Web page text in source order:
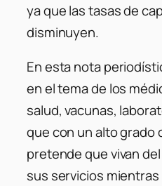
ya que las tasas de
disminuyen.
En esta nota
en el tema de los
salud, vacunas,
que con un alto grado
pretende que vivan
sus servicios